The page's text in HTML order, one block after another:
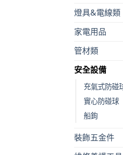
燈具&電線類
家電用品
管材類
安全設備
充氣式防碰
實心防碰球
船鉤
裝飾五金件